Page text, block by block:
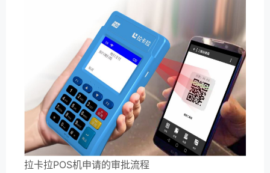
拉卡拉POS机申请的审批流程